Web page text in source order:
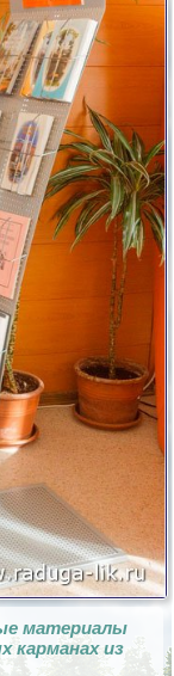
материалы
карманах из